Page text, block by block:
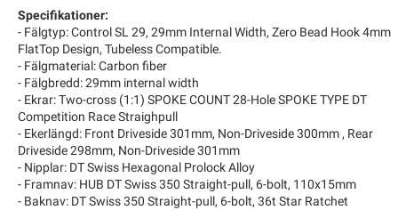
Specifikationer:
- Fälgtyp: Control SL 29, 29mm Internal Width, Zero Bead Hook 4mm
FlatTop Design, Tubeless Compatible.
- Fälgmaterial: Carbon fiber
- Fälgbredd: 29mm internal width
- Ekrar: Two-cross (1:1) SPOKE COUNT 28-Hole SPOKE TYPE DT
Competition Race Straighpull
- Ekerlängd: Front Driveside 301mm, Non-Driveside 300mm , Rear
Driveside 298mm, Non-Driveside 301mm
- Nipplar: DT Swiss Hexagonal Prolock Alloy
- Framnav: HUB DT Swiss 350 Straight-pull, 6-bolt, 110x15mm
- Baknav: DT Swiss 350 Straight-pull, 6-bolt, 36t Star Ratchet